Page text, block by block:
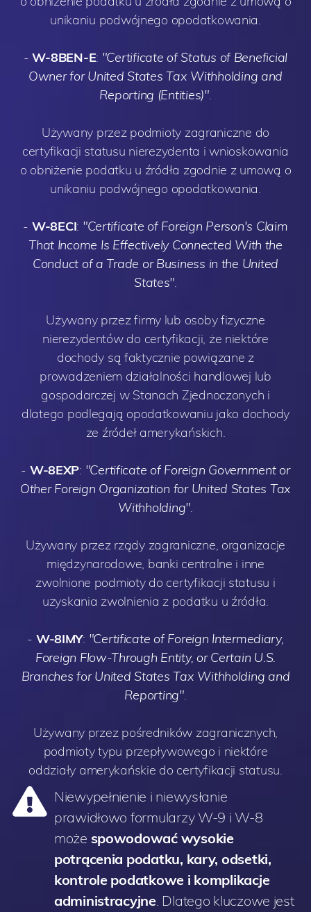
unikaniu podwójnego opodatkowania.
-W-8BEN-E: "Certificate of Status of Beneficial
Owner for United States Tax Withholding and
Reporting (Entities)".
Używany przez podmioty zagraniczne do
certyfikacji statusu nierezydenta i wnioskowania
o obniżenie podatku u źródła zgodnie z umową o
unikaniu podwójnego opodatkowania.
- W-8ECI: "Certificate of Foreign Person's Claim
That Income Is Effectively Connected With the
Conduct of a Trade or Business in the United
States".
Używany przez firmy lub osoby fizyczne
nierezydentów do certyfikacji, że niektóre
dochody są faktycznie powiązane z
prowadzeniem działalności handlowej lub
gospodarczej w Stanach Zjednoczonych i
dlatego podlegają opodatkowaniu jako dochody
ze źródeł amerykańskich.
- W-8EXP: "Certificate of Foreign Government or
Other Foreign Organization for United States Tax
Withholding".
Używany przez rządy zagraniczne, organizacje
międzynarodowe, banki centralne i inne
zwolnione podmioty do certyfikacji statusu i
uzyskania zwolnienia z podatku u źródła.
- W-8IMY: "Certificate of Foreign Intermediary,
Foreign Flow-Through Entity, or Certain U.S.
Branches for United States Tax Withholding and
Reporting".
Używany przez pośredników zagranicznych,
podmioty typu przepływowego i niektóre
oddziały amerykańskie do certyfikacji statusu.
Niewypełnienie i niewysłanie
prawidłowo formularzy W-9 i W-8
może spowodować wysokie
potrącenia podatku, kary, odsetki,
kontrole podatkowe i komplikacje
administracyjne. Dlatego kluczowe jest